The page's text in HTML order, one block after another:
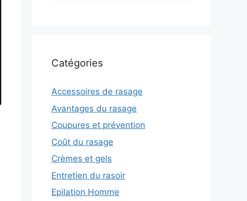
Catégories
Accessoires de rasage
Avantages du rasage
Coupures et prévention
Coût du rasage
Crèmes et gels
Entretien du rasoir
Epilation Homme